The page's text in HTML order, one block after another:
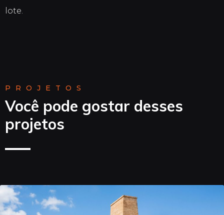
lote.
PROJETOS
Você pode gostar desses
projetos